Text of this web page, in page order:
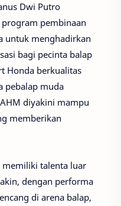
Dwi Putro
pembinaan
untuk menghadirkan
bagi pecinta balap
Honda berkualitas
pebalap muda
diyakini mampu
memberikan
memiliki talenta luar
dengan performa
di arena balap,